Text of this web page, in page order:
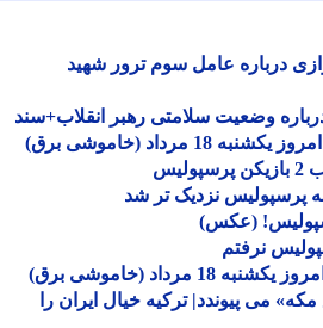
عامل سوم ترور شهید
وضعیت سلامتی رهبر انقلاب+سند
(خاموشی برق)
نزدیک تر شد
(عکس)
نرفتم
(خاموشی برق)
می پیوندد| ترکیه خیال ایران را